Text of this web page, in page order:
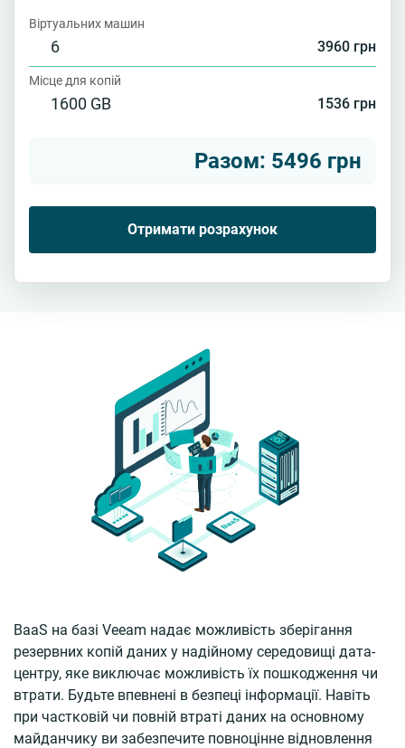
Віртуальних машин
6 3960 грн
Місце для копій
1600 GB 1536 грн
Разом: 5496 грн
Отримати розрахунок
BaaS на базі Veeam надає можливість зберігання
резервних копій даних у надійному середовищі дата-
центру, яке виключає можливість їх пошкодження чи
втрати. Будьте впевнені в безпеці інформації. Навіть
при частковій чи повній втраті даних на основному
майданчику ви забезпечите повноцінне відновлення